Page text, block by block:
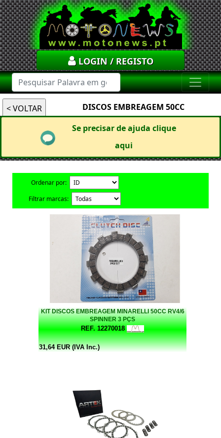
LOGIN / REGISTO
DISCOS EMBREAGEM 50CC
Se precisar de ajuda clique
aqui
Ordenar por:
Filtrar marcas:
KIT DISCOS EMBREAGEM MINARELLI 50CC RV4/6
SPINNER 3 PÇS
REF. 12270018
31,64 EUR (IVA Inc.)